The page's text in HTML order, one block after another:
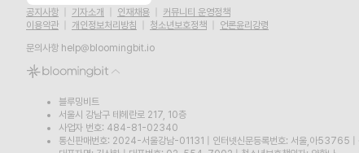
공지사항 기자소개 인재채용
커뮤니티 운영정책
이용약관
개인정보처리방침 청소년보호정책
언론윤리강령
문의사항 help@bloomingbit.io
블루밍비트
서울시 강남구 테헤란로 217, 10층
사업자 번호: 484-81-02340
통신판매번호: 2024-서울강남-01131
인터넷신문등록번호: 서울,아53765